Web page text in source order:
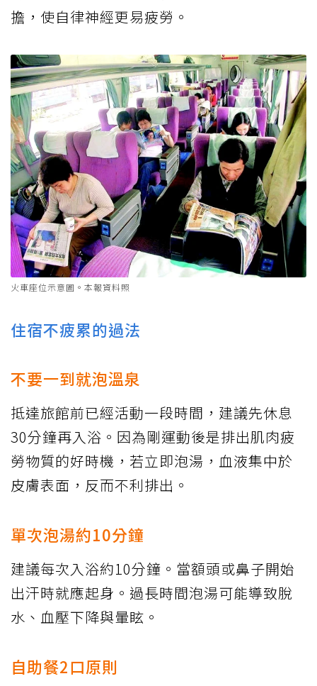
擔，使自律神經更易疲勞。
火車座位示意圖。本報資料照
住宿不疲累的過法
不要一到就泡溫泉
抵達旅館前已經活動一段時間，建議先休息
30分鐘再入浴。因為剛運動後是排出肌肉疲
勞物質的好時機，若立即泡湯，血液集中於
皮膚表面，反而不利排出。
單次泡湯約10分鐘
建議每次入浴約10分鐘。當額頭或鼻子開始
出汗時就應起身。過長時間泡湯可能導致脫
水、血壓下降與暈眩。
自助餐2口原則